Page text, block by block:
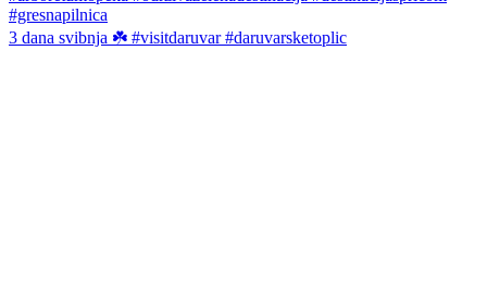
3 dana svibnja ☘️ #visitdaruvar #daruvarsketoplic